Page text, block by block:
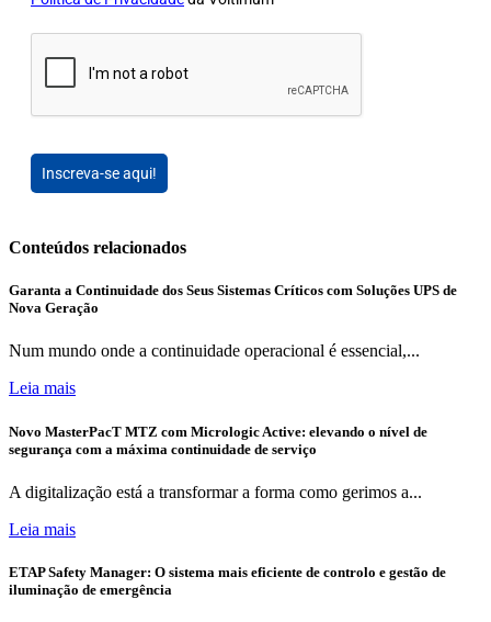
Inscreva-se aqui!
Conteúdos relacionados
Garanta a Continuidade dos Seus Sistemas Críticos com Soluções UPS de
Nova Geração
Num mundo onde a continuidade operacional é essencial,...
Leia mais
Novo MasterPacT MTZ com Micrologic Active: elevando o nível de
segurança com a máxima continuidade de serviço
A digitalização está a transformar a forma como gerimos a...
Leia mais
ETAP Safety Manager: O sistema mais eficiente de controlo e gestão de
iluminação de emergência